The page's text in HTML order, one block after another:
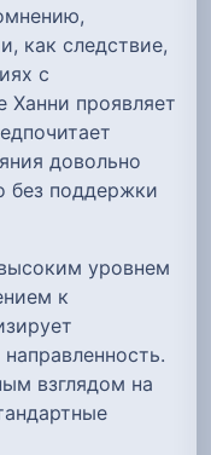
как следствие,
с
проявляет
довольно
без поддержки
уровнем
к
взглядом на